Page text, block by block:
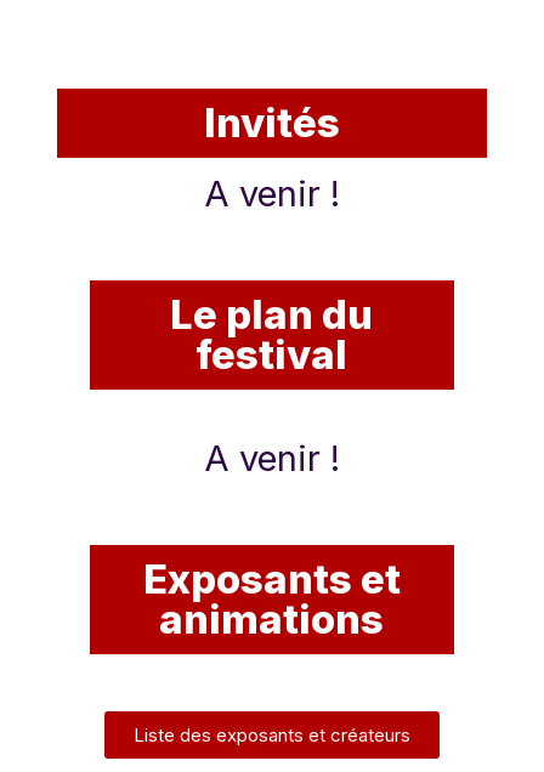
Invités
A venir !
Le plan du
festival
A venir !
Exposants et
animations
Liste des exposants et créateurs